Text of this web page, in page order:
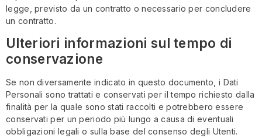
legge, previsto da un contratto o necessario per concludere
un contratto.
Ulteriori informazioni sul tempo di
conservazione
Se non diversamente indicato in questo documento, i Dati
Personali sono trattati e conservati per il tempo richiesto dalla
finalità per la quale sono stati raccolti e potrebbero essere
conservati per un periodo più lungo a causa di eventuali
obbligazioni legali o sulla base del consenso degli Utenti.